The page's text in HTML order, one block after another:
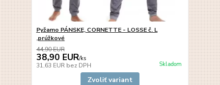
Pyžamo PÁNSKE, CORNETTE - LOSSE č. L
,prúžkové
44,90 EUR
38,90 EUR/ks
31,63 EUR bez DPH Skladom
Zvoliť variant